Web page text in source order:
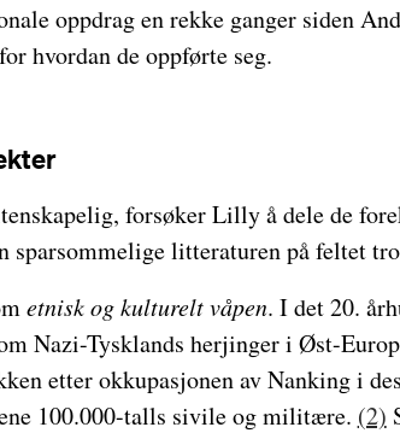
oppdrag en rekke ganger siden
hvordan de oppførte seg.
forsøker Lilly å dele de
sparsommelige litteraturen på feltet
etnisk og kulturelt våpen. I det 20.
Nazi-Tysklands herjinger i Øst-
etter okkupasjonen av Nanking i
100.000-talls sivile og militære. (2)